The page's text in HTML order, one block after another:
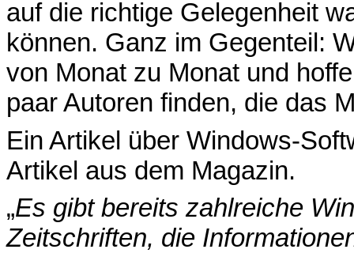
auf die richtige Gelegenheit
können. Ganz im Gegenteil:
von Monat zu Monat und
paar Autoren finden, die das
Ein Artikel über Windows-
Artikel aus dem Magazin.
„Es gibt bereits zahlreiche
Zeitschriften, die